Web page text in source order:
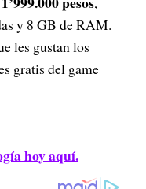
y 8 GB de RAM.
les gustan los
gratis del game
hoy aquí.